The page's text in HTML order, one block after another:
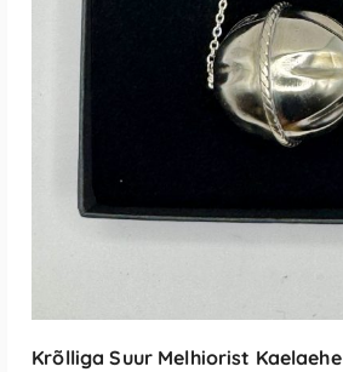
Krõlliga Suur Melhiorist Kaelaehe